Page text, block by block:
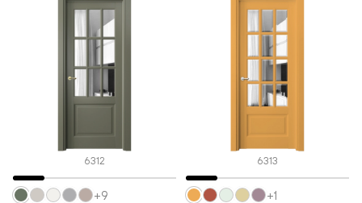
6312
+9
6313
+1